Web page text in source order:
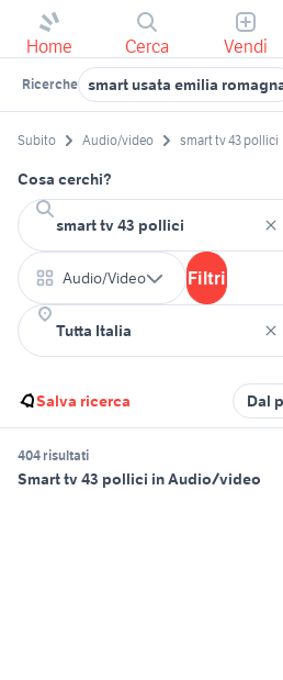
Home Cerca Vendi
Ricerche smart usata emilia
Subito Audio/video smart tv 43 pollici
Cosa cerchi?
Audio/Video Filtri
Salva ricerca Dal
404 risultati
Smart tv 43 pollici in Audio/video